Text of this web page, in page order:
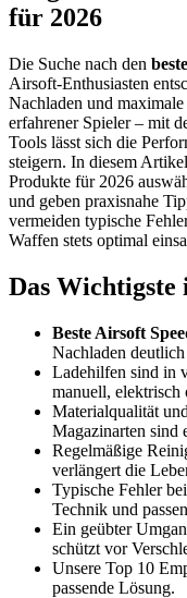
für 2026
Die Suche nach den
Airsoft-Enthusiasten
Nachladen und
erfahrener Spieler – mit
Tools lässt sich die
steigern. In diesem
Produkte für 2026
und geben praxisnahe
vermeiden typische
Waffen stets optimal
Das Wichtigste
Beste Airsoft
Nachladen
Ladehilfen sind in
manuell, elektrisch
Materialqualität
Magazinarten sind
Regelmäßige
verlängert die
Typische Fehler
Technik und
Ein geübter
schützt vor
Unsere Top 10
passende Lösung.